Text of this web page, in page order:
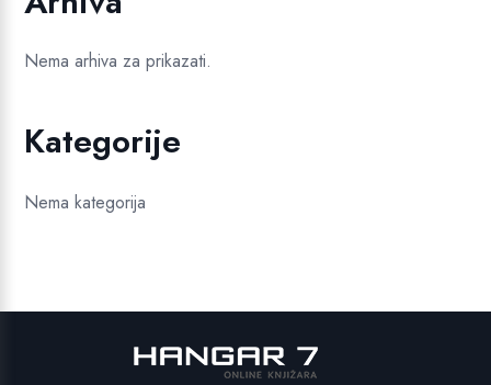
Nema arhiva za prikazati.
Kategorije
Nema kategorija